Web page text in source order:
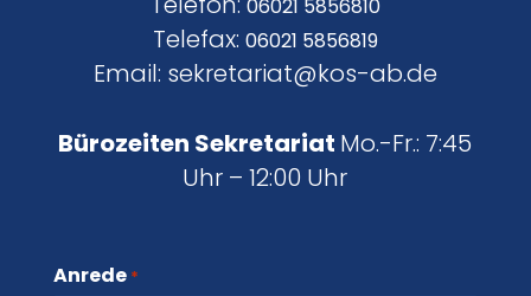
06021 5856810
Telefax: 06021 5856819
Email: sekretariat@kos-ab.de
Bürozeiten Sekretariat Mo.-Fr.: 7:45
Uhr – 12:00 Uhr
Anrede *